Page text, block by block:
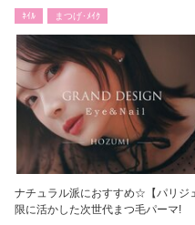
ﾈｲﾙ まつげ･ﾒｲｸ
ナチュラル派におすすめ☆【パリジ
限に活かした次世代まつ毛パーマ!